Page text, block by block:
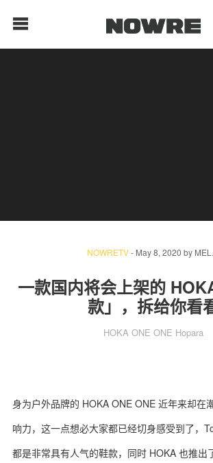
生 活
科 技
NOWRETV- May 8, 2020 by MEL.
一款国内将会上架的
款」，拆给你看
HOKA ONE ONE Hopara
身为户外品牌的 HOKA ONE ONE 近年来却在
响力，这一点想必大家都已经切身感受到了，
都是非常具有人气的鞋款，同时 HOKA 也推出